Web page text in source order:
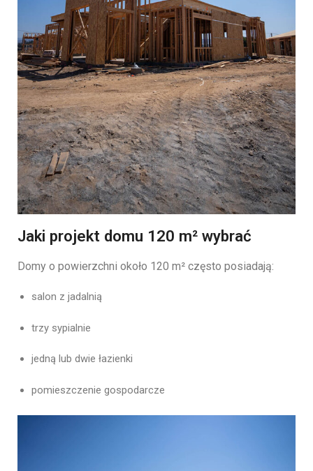
Jaki projekt domu 120 m² wybrać
Domy o powierzchni około 120 m² często posiadają:
salon z jadalnią
trzy sypialnie
jedną lub dwie łazienki
pomieszczenie gospodarcze